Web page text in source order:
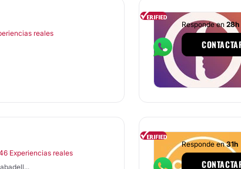
reales
Responde en 28h
Experiencias reales
Responde en31h